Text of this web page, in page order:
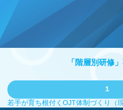
「階層別研修
１
若手が育ち根付くOJT体制づくり（